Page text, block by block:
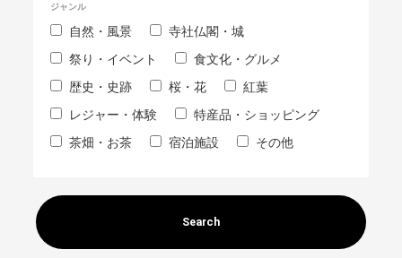
ジャンル
自然・風景
寺社仏閣・城
祭り・イベント
食文化・グルメ
歴史・史跡
桜・花
紅葉
レジャー・体験
特産品・ショッピング
茶畑・お茶
宿泊施設 その他